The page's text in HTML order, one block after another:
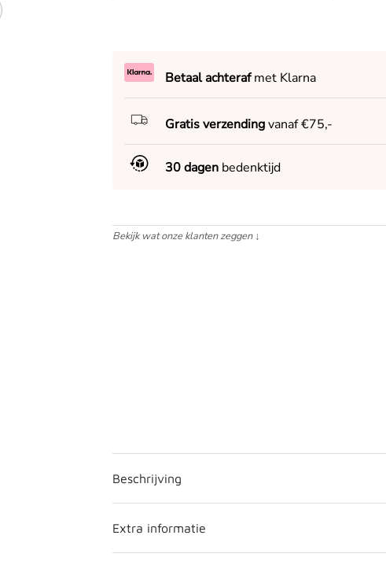
Betaal achterafmet Klarna
Gratis verzendingvanaf €75,-
30 dagen bedenktijd
Bekijk wat onze klanten zeggen↓
Beschrijving
Extra informatie